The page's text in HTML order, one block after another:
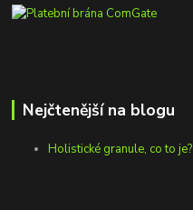
Nejčtenější na blogu
Holistické granule, co to je?